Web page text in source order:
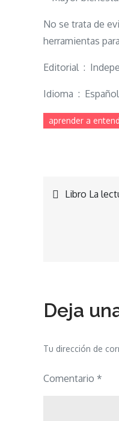
No se trata de
herramientas
Editorial ‏ :
Idioma ‏ : ‎ Español
aprender a
Libro La
Deja
Tu dirección de
Comentario *